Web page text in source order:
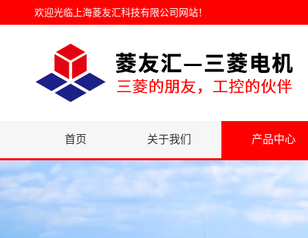
欢迎光临 上海菱友汇科技有限公司网站！
首页 关于我们 产品中心